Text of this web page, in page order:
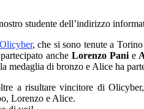
studente dell’indirizzo
Olicyber, che si sono tenute a
anche Lorenzo Pani e
medaglia di bronzo e Alice ha
a risultare vincitore di
Lorenzo e Alice.